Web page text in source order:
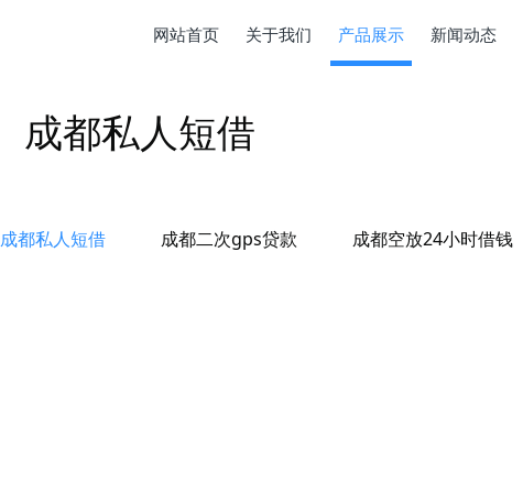
网站首页 关于我们 产品展示 新闻动态
成都私人短借
成都私人短借 成都二次gps贷款 成都空放24小时借钱